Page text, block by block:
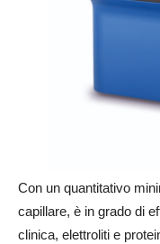
Con un quantitativo
capillare, è in grado di
clinica, elettroliti e